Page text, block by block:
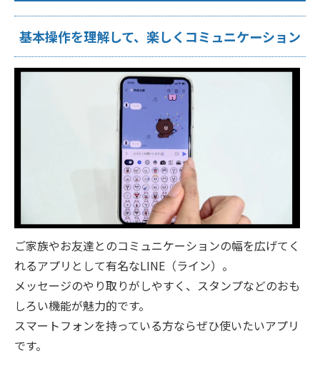
基本操作を理解して、楽しくコミュニケーション
ご家族やお友達とのコミュニケーションの幅を広げてく
れるアプリとして有名なLINE（ライン）。
メッセージのやり取りがしやすく、スタンプなどのおも
しろい機能が魅力的です。
スマートフォンを持っている方ならぜひ使いたいアプリ
です。